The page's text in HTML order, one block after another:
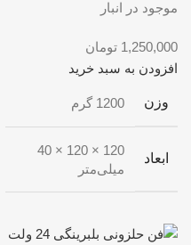
موجود در انبار
1,250,000 تومان
افزودن به سبد خرید
وزن 1200 گرم
ابعاد
120 × 120 × 40
میلی‌متر